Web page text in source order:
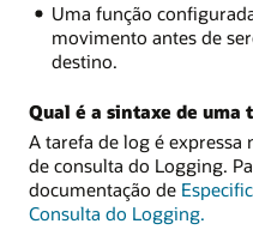
Uma função
movimento antes de
destino.
Qual é a sintaxe de uma
A tarefa de log é expressa
de consulta do Logging.
documentação de
Consulta do Logging.